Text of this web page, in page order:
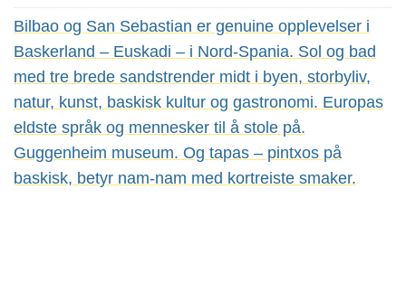
Bilbao og San Sebastian er genuine opplevelser i
Baskerland – Euskadi – i Nord-Spania. Sol og bad
med tre brede sandstrender midt i byen, storbyliv,
natur, kunst, baskisk kultur og gastronomi. Europas
eldste språk og mennesker til å stole på.
Guggenheim museum. Og tapas – pintxos på
baskisk, betyr nam-nam med kortreiste smaker.